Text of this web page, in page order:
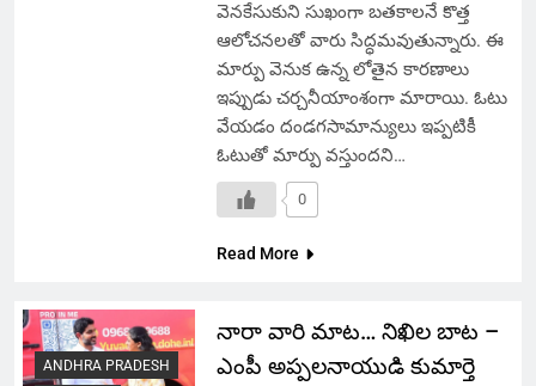
వెనకేసుకుని సుఖంగా బతకాలనే కొత్త
ఆలోచనలతో వారు సిద్ధమవుతున్నారు. ఈ
మార్పు వెనుక ఉన్న లోతైన కారణాలు
ఇప్పుడు చర్చనీయాంశంగా మారాయి. ఓటు
వేయడం దండగసామాన్యులు ఇప్పటికీ
ఓటుతో మార్పు వస్తుందని…
0
Read More
ANDHRA PRADESH
నారా వారి మాట… నిఖిల బాట –
ఎంపీ అప్పలనాయుడి కుమార్తె